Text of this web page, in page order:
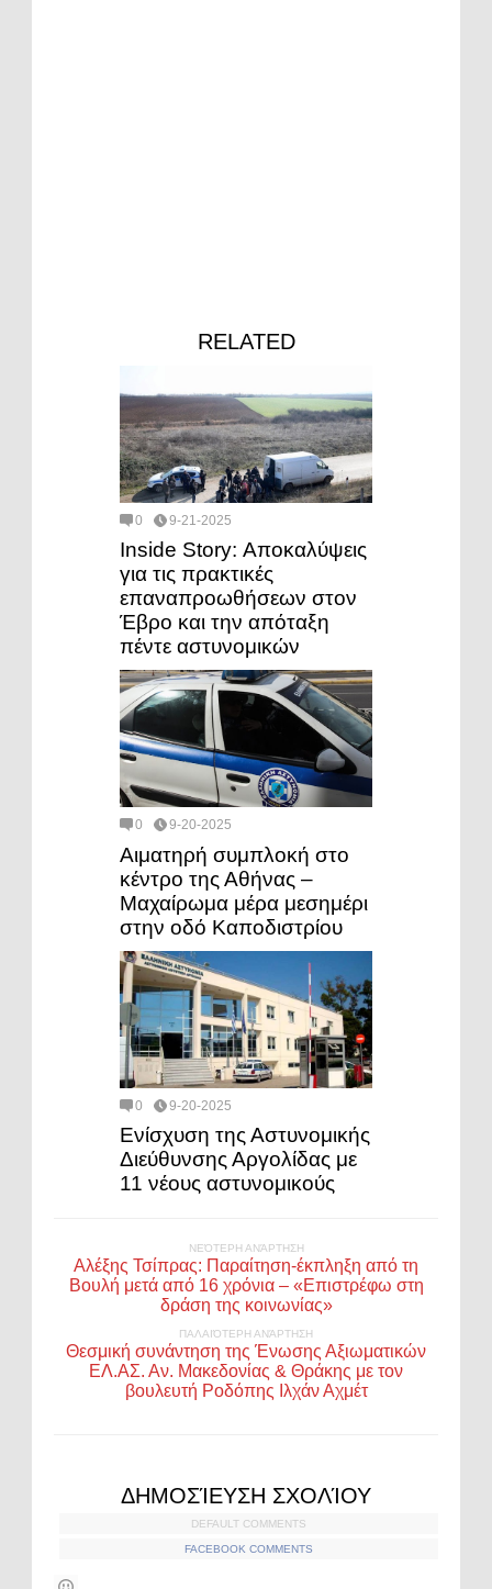
RELATED
0 9-21-2025
Inside Story: Αποκαλύψεις
για τις πρακτικές
επαναπροωθήσεων στον
Έβρο και την απόταξη
πέντε αστυνομικών
0 9-20-2025
Αιματηρή συμπλοκή στο
κέντρο της Αθήνας –
Μαχαίρωμα μέρα μεσημέρι
στην οδό Καποδιστρίου
0 9-20-2025
Ενίσχυση της Αστυνομικής
Διεύθυνσης Αργολίδας με
11 νέους αστυνομικούς
ΝΕΌΤΕΡΗ ΑΝΆΡΤΗΣΗ
Αλέξης Τσίπρας: Παραίτηση-έκπληξη από τη
Βουλή μετά από 16 χρόνια – «Επιστρέφω στη
δράση της κοινωνίας»
ΠΑΛΑΙΌΤΕΡΗ ΑΝΆΡΤΗΣΗ
Θεσμική συνάντηση της Ένωσης Αξιωματικών
ΕΛ.ΑΣ. Αν. Μακεδονίας & Θράκης με τον
βουλευτή Ροδόπης Ιλχάν Αχμέτ
ΔΗΜΟΣΊΕΥΣΗ ΣΧΟΛΊΟΥ
DEFAULT COMMENTS
FACEBOOK COMMENTS